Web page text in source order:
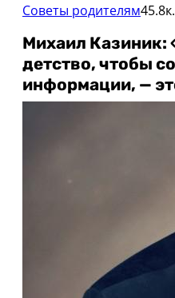
Советы родителям45.8к.
Михаил Казиник:
детство, чтобы
информации, —